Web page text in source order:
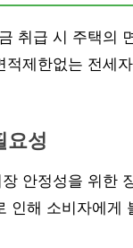
취급 시 주택의
적제한없는 전세
요성
안정성을 위한
인해 소비자에게